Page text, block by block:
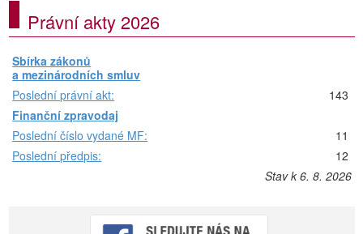
Právní akty 2026
Sbírka zákonů
a mezinárodních smluv
Poslední právní akt:
143
Finanční zpravodaj
Poslední číslo vydané MF:
11
Poslední předpis:
12
Stav k 6. 8. 2026